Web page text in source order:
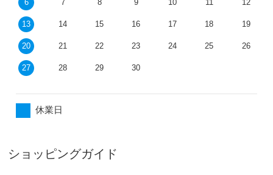
6 7 8 9 10 11 12
13 14 15 16 17 18 19
20 21 22 23 24 25 26
27 28 29 30
休業日
ショッピングガイド